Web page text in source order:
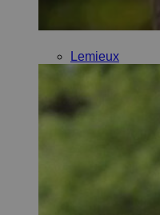
Lemieux